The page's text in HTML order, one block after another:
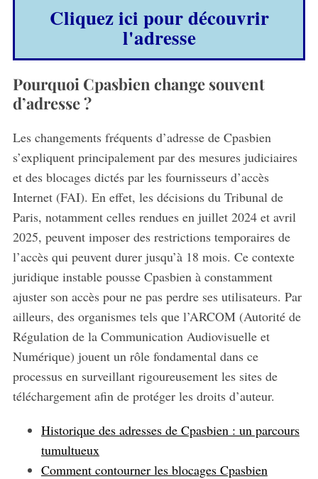
Cliquez ici pour découvrir
l'adresse
Pourquoi Cpasbien change souvent
d’adresse ?
Les changements fréquents d’adresse de Cpasbien
s’expliquent principalement par des mesures judiciaires
et des blocages dictés par les fournisseurs d’accès
Internet (FAI). En effet, les décisions du Tribunal de
Paris, notamment celles rendues en juillet 2024 et avril
2025, peuvent imposer des restrictions temporaires de
l’accès qui peuvent durer jusqu’à 18 mois. Ce contexte
juridique instable pousse Cpasbien à constamment
ajuster son accès pour ne pas perdre ses utilisateurs. Par
ailleurs, des organismes tels que l’ARCOM (Autorité de
Régulation de la Communication Audiovisuelle et
Numérique) jouent un rôle fondamental dans ce
processus en surveillant rigoureusement les sites de
téléchargement afin de protéger les droits d’auteur.
Historique des adresses de Cpasbien : un parcours
tumultueux
Comment contourner les blocages Cpasbien